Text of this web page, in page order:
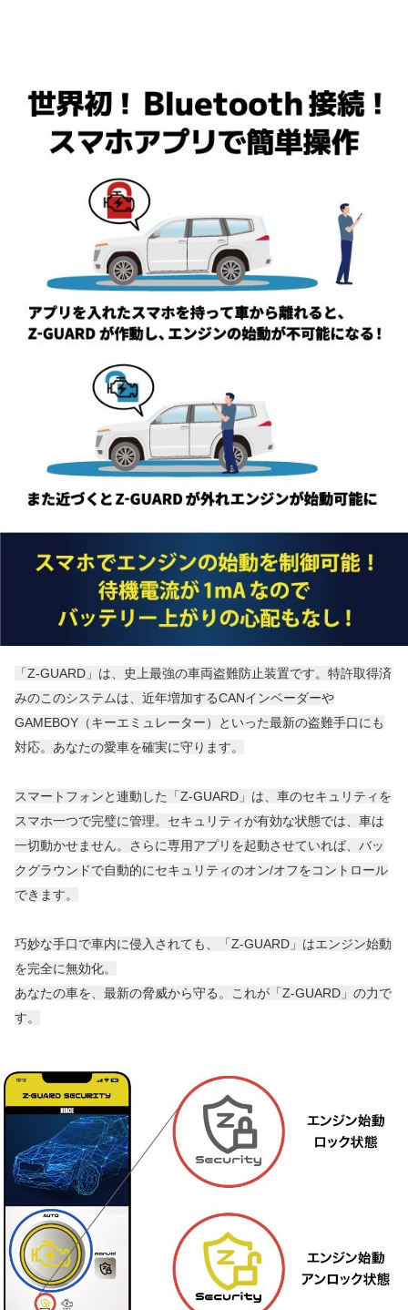
「Z-GUARD」は、史上最強の車両盗難防止装置です。特許取得済
みのこのシステムは、近年増加するCANインベーダーや
GAMEBOY（キーエミュレーター）といった最新の盗難手口にも
対応。あなたの愛車を確実に守ります。
スマートフォンと連動した「Z-GUARD」は、車のセキュリティを
スマホ一つで完璧に管理。セキュリティが有効な状態では、車は
一切動かせません。さらに専用アプリを起動させていれば、バッ
クグラウンドで自動的にセキュリティのオン/オフをコントロール
できます。
巧妙な手口で車内に侵入されても、「Z-GUARD」はエンジン始動
を完全に無効化。
あなたの車を、最新の脅威から守る。これが「Z-GUARD」の力で
す。